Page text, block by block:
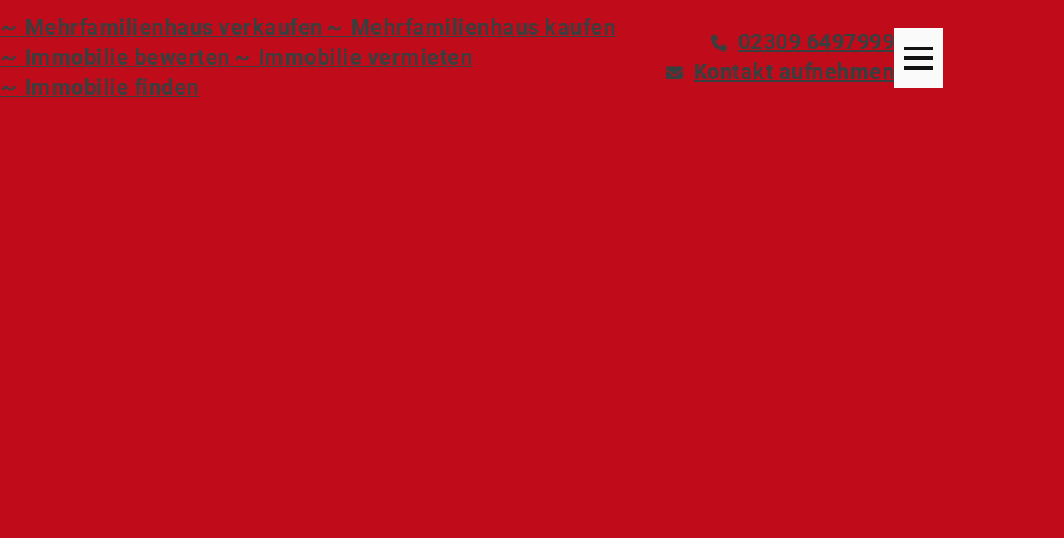
～ Mehrfamilienhaus verkaufen ～ Mehrfamilienhaus kaufen
～ Immobilie bewerten ～ Immobilie vermieten
～ Immobilie finden
02309 6497999
Kontakt aufnehmen